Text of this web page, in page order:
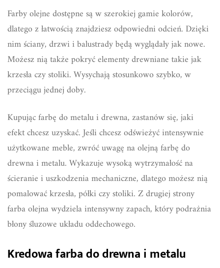
Farby olejne dostępne są w szerokiej gamie kolorów,
dlatego z łatwością znajdziesz odpowiedni odcień. Dzięki
nim ściany, drzwi i balustrady będą wyglądały jak nowe.
Możesz nią także pokryć elementy drewniane takie jak
krzesła czy stoliki. Wysychają stosunkowo szybko, w
przeciągu jednej doby.
Kupując farbę do metalu i drewna, zastanów się, jaki
efekt chcesz uzyskać. Jeśli chcesz odświeżyć intensywnie
użytkowane meble, zwróć uwagę na olejną farbę do
drewna i metalu. Wykazuje wysoką wytrzymałość na
ścieranie i uszkodzenia mechaniczne, dlatego możesz nią
pomalować krzesła, półki czy stoliki. Z drugiej strony
farba olejna wydziela intensywny zapach, który podrażnia
błony śluzowe układu oddechowego.
Kredowa farba do drewna i metalu